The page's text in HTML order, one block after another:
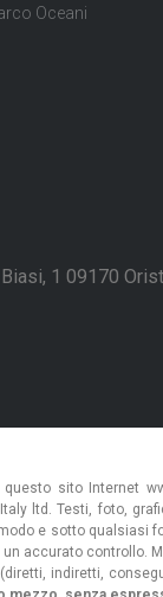
Oceani
1 09170
sito Internet
ltd. Testi, foto,
e sotto qualsiasi
accurato controllo.
indiretti,